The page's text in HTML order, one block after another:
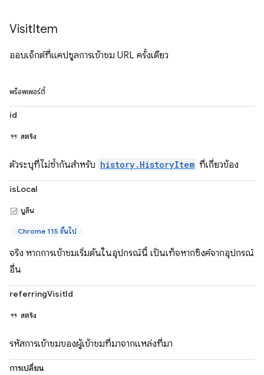
VisitItem
ออบเจ็กต์ที่แคปซูลการเข้าชม URL ครั้งเดียว
พร็อพเพอร์ตี้
id
สตริง
ตัวระบุที่ไม่ซ้ำกันสำหรับ history.HistoryItem ที่เกี่ยวข้อง
isLocal
บูลีน
Chrome 115 ขึ้นไป
จริง หากการเข้าชมเริ่มต้นในอุปกรณ์นี้ เป็นเท็จหากซิงค์จากอุปกรณ์
อื่น
referringVisitId
สตริง
รหัสการเข้าชมของผู้เข้าชมที่มาจากแหล่งที่มา
การเปลี่ยน